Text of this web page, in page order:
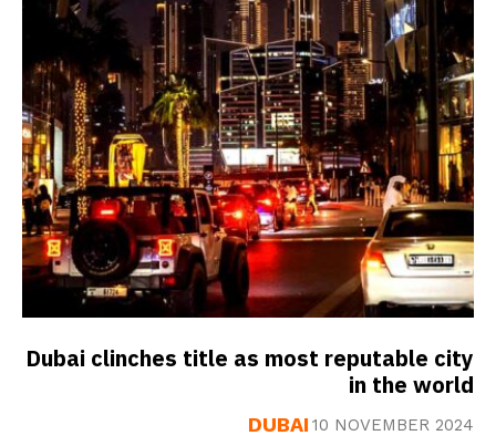
Dubai clinches title as most reputable city
in the world
DUBAI 10 NOVEMBER 2024